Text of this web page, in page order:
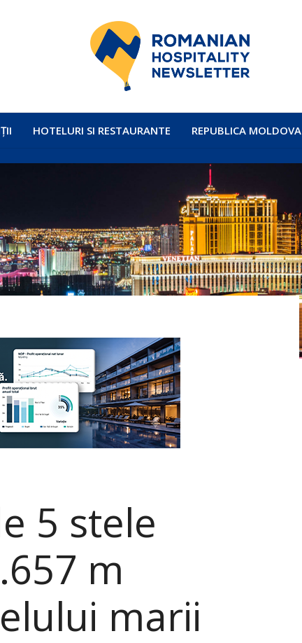
HOTELURI SI RESTAURANTE REPUBLICA MOLDOVA
5 stele
m
marii